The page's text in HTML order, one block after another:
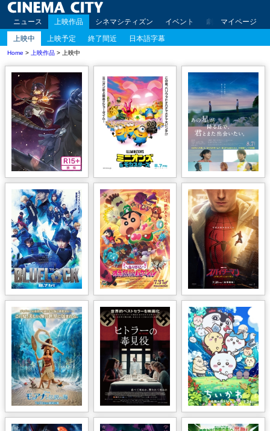
ニュース 上映作品 シネマシティズン イベント 劇場案内 アク
マイページ
上映中
上映予定 終了間近 日本語字幕
Home > 上映作品 > 上映中